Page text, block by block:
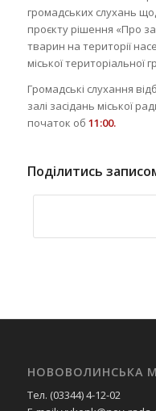
громадських слухань
проєкту рішення «Про
тварин на території
міської територіальної
Громадські слухання
залі засідань міської
початок об 11:00.
Поділитись
НОВОВОЛИНСЬКА
Тел. (03344) 4-12-02